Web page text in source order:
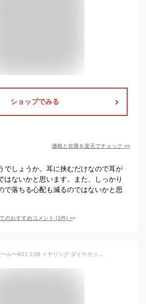
ショップでみる
価格と在庫を楽天でチェック >>
でしょうか。耳に挟むだけなので耳が
はないかと思います。また、しっかり
で落ちる心配も減るのではないかと思
のおすすめコメント (1件) >
半額50%OFFセール〜6/11 1:59 イヤリング ダイヤカット フープ ピアス 純チタン キャッチレス クロッシング 痛くない メンズ 黒 ガンメタ イヤーカフ レディース ブランド シンプル ゴールド おしゃれ 小ぶり